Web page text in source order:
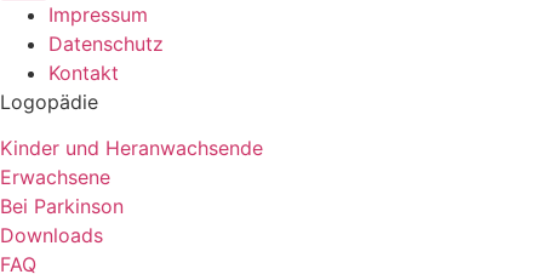
Impressum
Datenschutz
Kontakt
Logopädie
Kinder und Heranwachsende
Erwachsene
Bei Parkinson
Downloads
FAQ